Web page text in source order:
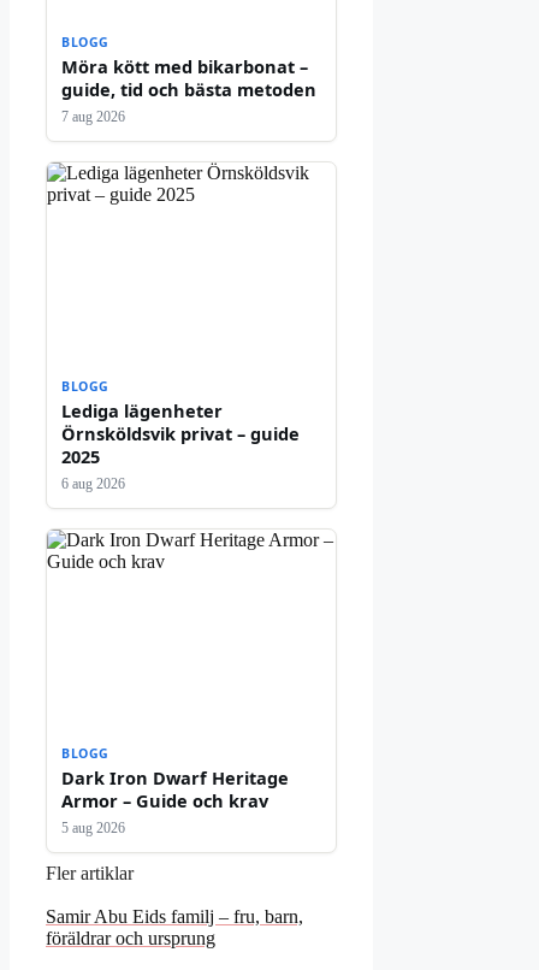
BLOGG
Möra kött med bikarbonat –
guide, tid och bästa metoden
7 aug 2026
BLOGG
Lediga lägenheter
Örnsköldsvik privat – guide
2025
6 aug 2026
BLOGG
Dark Iron Dwarf Heritage
Armor – Guide och krav
5 aug 2026
Fler artiklar
Samir Abu Eids familj – fru, barn,
föräldrar och ursprung